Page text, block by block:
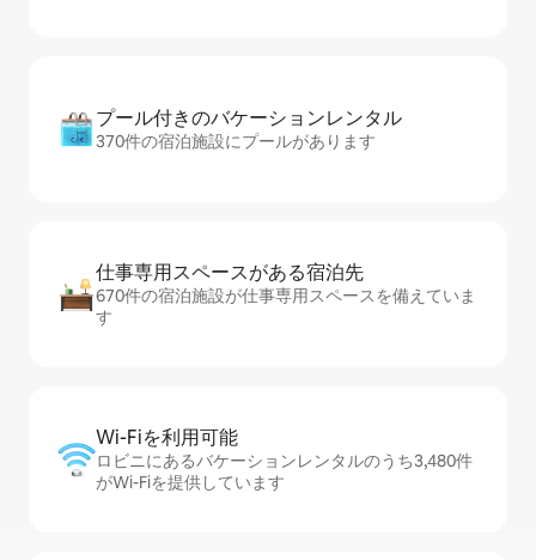
プール付きのバ⁠ケ⁠ー⁠シ⁠ョ⁠ンレ⁠ン⁠タ⁠ル
370件の宿泊施設にプールがあります
仕事専用ス⁠ペ⁠ー⁠スがあ⁠る宿⁠泊⁠先
670件の宿泊施設が仕事専用スペースを備えていま
す
Wi-Fiを利⁠用⁠可⁠能
ロビニにあるバケーションレンタルのうち3,480件
がWi-Fiを提供しています